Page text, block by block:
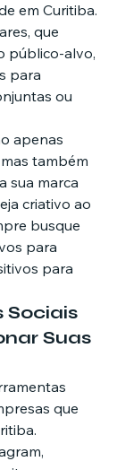
em Curitiba.
que
público-alvo,
para
ou
apenas
também
sua marca
criativo ao
busque
para
para
Sociais
Suas
que